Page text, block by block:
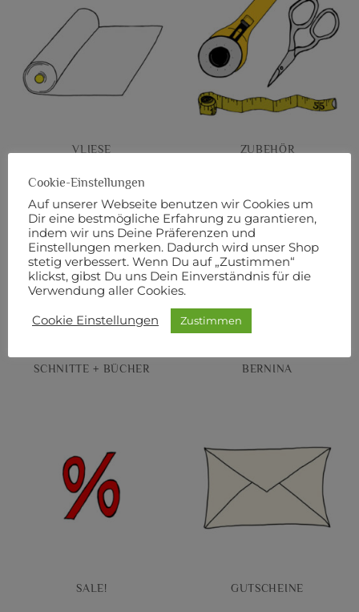
VLIESE ZUBEHÖR
SCHNITTE + BÜCHER BERNINA
SALE! GUTSCHEINE
Cookie-Einstellungen
Auf unserer Webseite benutzen wir Cookies um
Dir eine bestmögliche Erfahrung zu garantieren,
indem wir uns Deine Präferenzen und
Einstellungen merken. Dadurch wird unser Shop
stetig verbessert. Wenn Du auf „Zustimmen“
klickst, gibst Du uns Dein Einverständnis für die
Verwendung aller Cookies.
Cookie Einstellungen Zustimmen